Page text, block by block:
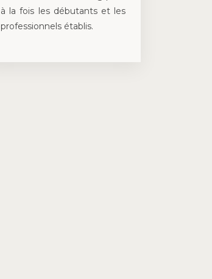
à la fois les débutants et les
professionnels établis.